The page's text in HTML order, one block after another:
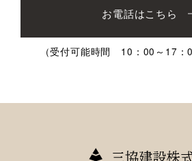
お電話はこちら
（受付可能時間 10：00～17：